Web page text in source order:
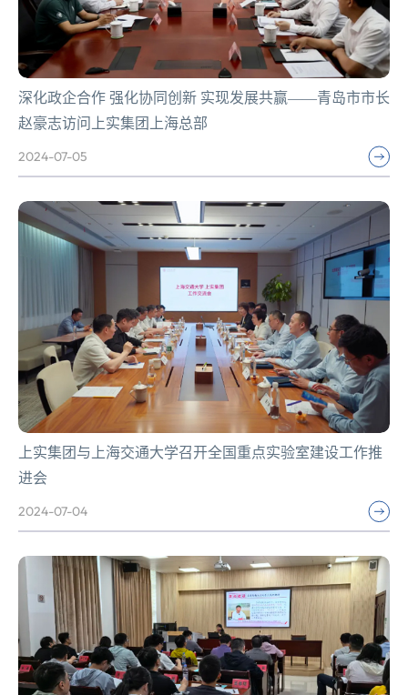
深化政企合作 强化协同创新 实现发展共赢——青岛市市长
赵豪志访问上实集团上海总部
2024-07-05
上实集团与上海交通大学召开全国重点实验室建设工作推
进会
2024-07-04